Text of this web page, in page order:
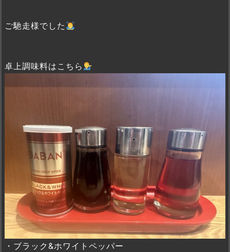
ご馳走様でした
卓上調味料はこちら
・ブラック&ホワイトペッパー